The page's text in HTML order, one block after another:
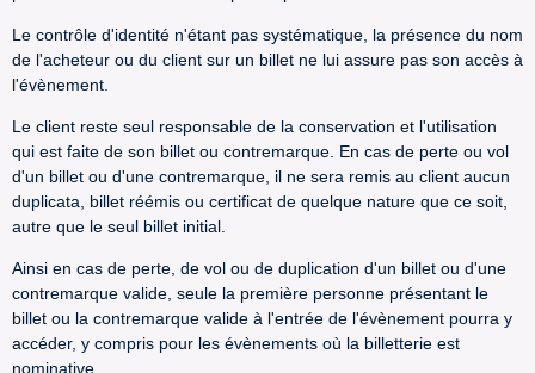
Le contrôle d'identité n'étant pas systématique, la présence du nom
de l'acheteur ou du client sur un billet ne lui assure pas son accès à
l'évènement.
Le client reste seul responsable de la conservation et l'utilisation
qui est faite de son billet ou contremarque. En cas de perte ou vol
d'un billet ou d'une contremarque, il ne sera remis au client aucun
duplicata, billet réémis ou certificat de quelque nature que ce soit,
autre que le seul billet initial.
Ainsi en cas de perte, de vol ou de duplication d'un billet ou d'une
contremarque valide, seule la première personne présentant le
billet ou la contremarque valide à l'entrée de l'évènement pourra y
accéder, y compris pour les évènements où la billetterie est
nominative.